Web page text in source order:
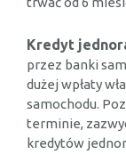
Kredyt
przez banki
dużej wpłaty
samochodu.
terminie,
kredytów